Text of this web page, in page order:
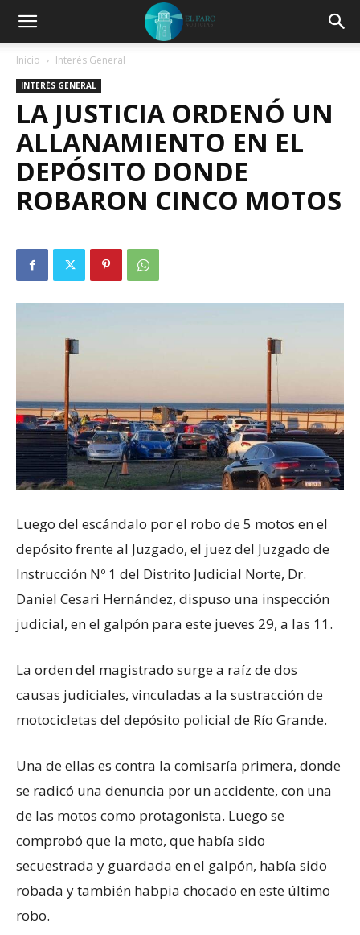
Inicio Interés General
INTERÉS GENERAL
LA JUSTICIA ORDENÓ UN
ALLANAMIENTO EN EL
DEPÓSITO DONDE
ROBARON CINCO MOTOS
Luego del escándalo por el robo de 5 motos en el
depósito frente al Juzgado, el juez del Juzgado de
Instrucción Nº 1 del Distrito Judicial Norte, Dr.
Daniel Cesari Hernández, dispuso una inspección
judicial, en el galpón para este jueves 29, a las 11.
La orden del magistrado surge a raíz de dos
causas judiciales, vinculadas a la sustracción de
motocicletas del depósito policial de Río Grande.
Una de ellas es contra la comisaría primera, donde
se radicó una denuncia por un accidente, con una
de las motos como protagonista. Luego se
comprobó que la moto, que había sido
secuestrada y guardada en el galpón, había sido
robada y también habpia chocado en este último
robo.